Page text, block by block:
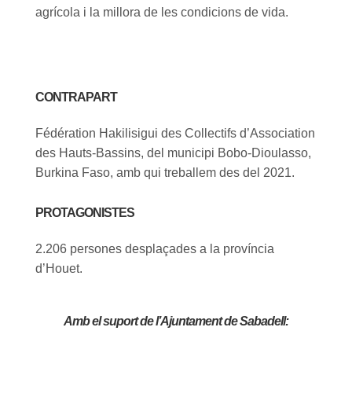
agrícola i la millora de les condicions de vida.
CONTRAPART
Fédération Hakilisigui des Collectifs d’Association
des Hauts-Bassins, del municipi Bobo-Dioulasso,
Burkina Faso, amb qui treballem des del 2021.
PROTAGONISTES
2.206 persones desplaçades a la província
d’Houet.
Amb el suport de l’Ajuntament de Sabadell: